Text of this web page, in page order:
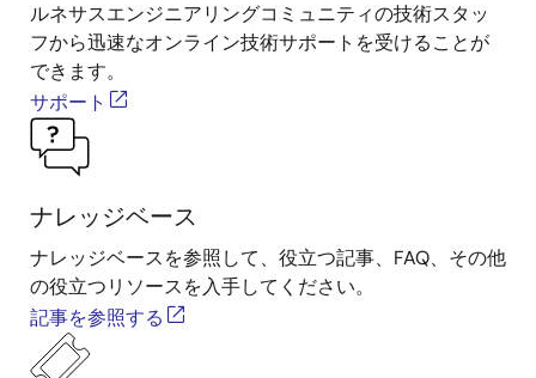
ルネサスエンジニアリングコミュニティの技術スタッ
フから迅速なオンライン技術サポートを受けることが
できます。
サポート
ナレッジベース
ナレッジベースを参照して、役立つ記事、FAQ、その他
の役立つリソースを入手してください。
記事を参照する